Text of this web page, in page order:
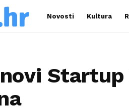
Novosti Kultura